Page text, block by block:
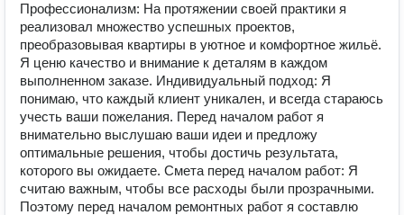
Профессионализм: На протяжении своей практики я
реализовал множество успешных проектов,
преобразовывая квартиры в уютное и комфортное жильё.
Я ценю качество и внимание к деталям в каждом
выполненном заказе. Индивидуальный подход: Я
понимаю, что каждый клиент уникален, и всегда стараюсь
учесть ваши пожелания. Перед началом работ я
внимательно выслушаю ваши идеи и предложу
оптимальные решения, чтобы достичь результата,
которого вы ожидаете. Смета перед началом работ: Я
считаю важным, чтобы все расходы были прозрачными.
Поэтому перед началом ремонтных работ я составлю